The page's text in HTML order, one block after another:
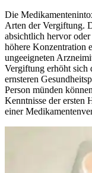
Die
Arten der Vergiftung.
absichtlich hervor
höhere Konzentration
ungeeigneten
Vergiftung erhöht sich
ernsteren
Person münden
Kenntnisse der ersten
einer